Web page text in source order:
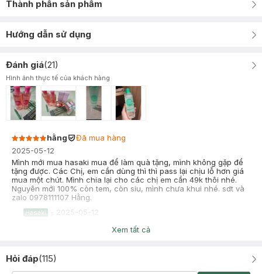
Thành phần sản phẩm
Hướng dẫn sử dụng
Đánh giá(21)
Hình ảnh thực tế của khách hàng
hằng
Đã mua hàng
2025-05-12
Mình mới mua hasaki mua để làm quà tặng, mình không gặp để
tặng được. Các Chị, em cần dùng thì thì pass lại chịu lỗ hơn giá
mua một chút. Mình chia lại cho các chị em cần 49k thôi nhé.
Nguyên mới 100% còn tem, còn siu, mình chưa khui nhé. sdt và
zalo 0978111107 Hằng.
Hasaki
2025-05-12
Hasaki xin chào! Hasaki cảm ơn hằng đã dành thời gian đánh
giá. Sự hài lòng của khách hàng là động lực to lớn để Hasaki
Xem tất cả
Hỏi đáp(115)